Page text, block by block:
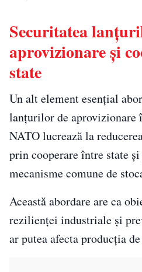
Securitatea
aprovizionare și
state
Un alt element esențial
lanțurilor de aprovizionare
NATO lucrează la
prin cooperare între state
mecanisme comune de
Această abordare are ca
rezilienței industriale și
ar putea afecta producția